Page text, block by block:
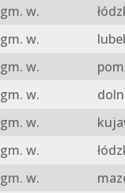
gm. w.
gm. w.
gm. w.
gm. w.
gm. w.
gm. w.
gm. w.